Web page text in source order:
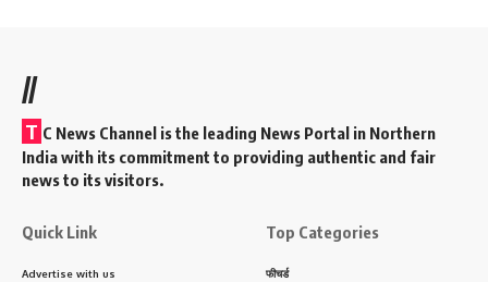
//
T C News Channel is the leading News Portal in Northern
India with its commitment to providing authentic and fair
news to its visitors.
Quick Link
Advertise with us
Top Categories
फीचर्ड